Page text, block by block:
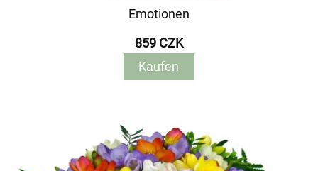
Emotionen
859 CZK
Kaufen